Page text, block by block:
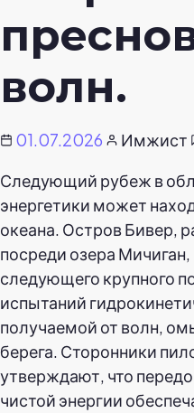
волн.
01.07.2026 Имжист
Следующий рубеж в
энергетики может
океана. Остров Бивер,
посреди озера
следующего крупного
испытаний
получаемой от волн,
берега. Сторонники
утверждают, что
чистой энергии